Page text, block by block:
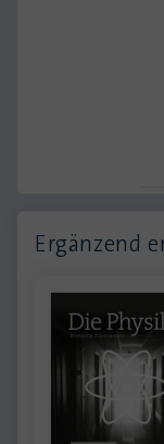
Ergänzend